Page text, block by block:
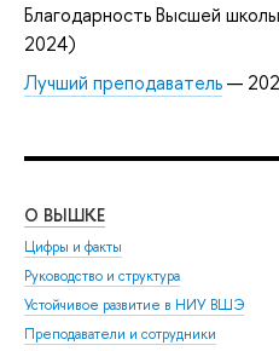
Благодарность Высшей
2024)
Лучший преподаватель—
О ВЫШКЕ
Цифры и факты
Руководство и структура
Устойчивое развитие в НИУ ВШЭ
Преподаватели и сотрудники